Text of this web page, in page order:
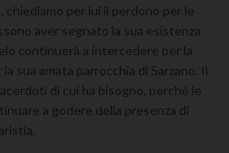
per lui il perdono per le
aver segnato la sua esistenza
continuerà a intercedere per la
sua amata parrocchia di Sarzano. Il
di cui ha bisogno, perché le
a godere della presenza di